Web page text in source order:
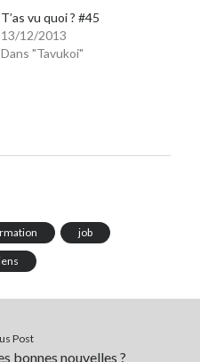
T’as vu quoi ? #45
13/12/2013
Dans "Tavukoi"
job
Post
bonnes nouvelles ?